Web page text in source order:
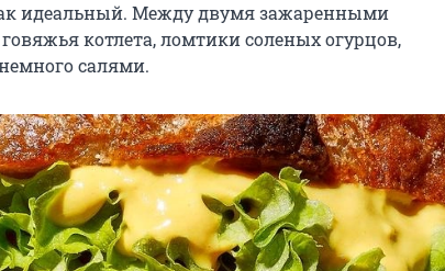
идеальный. Между двумя зажаренными
котлета, ломтики соленых огурцов,
салями.